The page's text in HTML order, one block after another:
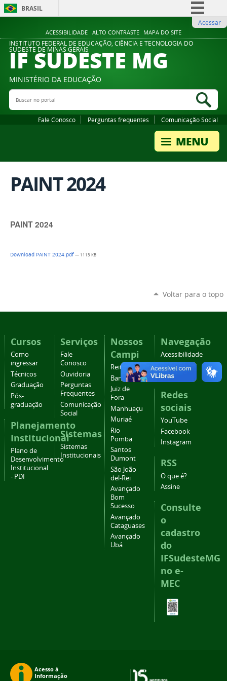
ACESSIBILIDADE ALTO CONTRASTE MAPA DO SITE
BRASIL
Comunica BR
Participe
Legislação
Acessar
INSTITUTO FEDERAL DE EDUCAÇÃO, CIÊNCIA E TECNOLOGIA DO
SUDESTE DE MINAS GERAIS
IF SUDESTE MG
MINISTÉRIO DA EDUCAÇÃO
Buscar no portal
Fale Conosco Perguntas frequentes Comunicação Social
PAINT 2024
PAINT 2024
Download PAINT 2024.pdf— 1113 KB
Voltar para o topo
Cursos
Como
ingressar
Técnicos
Graduação
Pós-
graduação
Planejamento
Institucional
Plano de
Desenvolvimento
Institucional
- PDI
Serviços
Fale
Conosco
Ouvidoria
Perguntas
Frequentes
Comunicação
Social
Sistemas
Sistemas
Institucionais
Nossos
Campi
Reitoria
Barbacena
Juiz de
Fora
Manhuaçu
Muriaé
Rio
Pomba
Santos
Dumont
São João
del-Rei
Avançado
Bom
Sucesso
Avançado
Cataguases
Avançado
Ubá
Navegação
Acessibilidade
Mapa do
site
Redes
sociais
YouTube
Facebook
Instagram
RSS
O que é?
Assine
Consulte
o
cadastro
do
IFSudesteMG
no e-
MEC